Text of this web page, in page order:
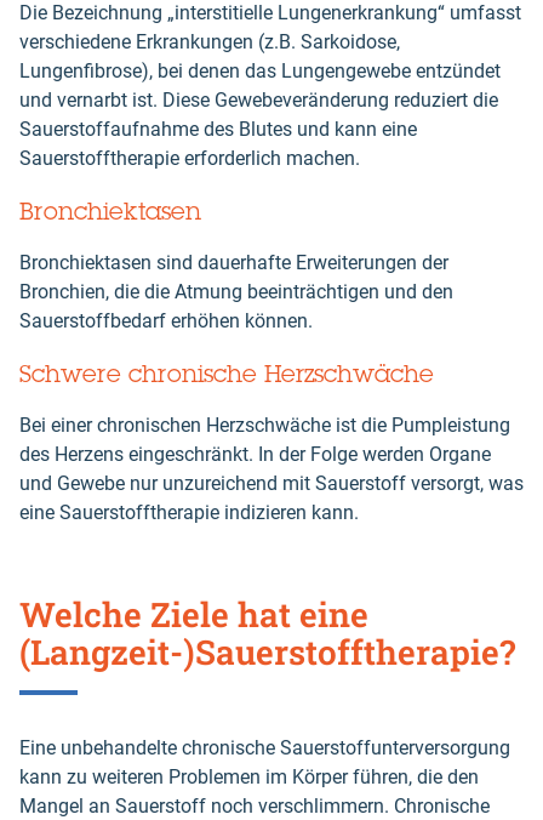
Die Bezeichnung „interstitielle Lungenerkrankung“ umfasst
verschiedene Erkrankungen (z.B. Sarkoidose,
Lungenfibrose), bei denen das Lungengewebe entzündet
und vernarbt ist. Diese Gewebeveränderung reduziert die
Sauerstoffaufnahme des Blutes und kann eine
Sauerstofftherapie erforderlich machen.
Bronchiektasen
Bronchiektasen sind dauerhafte Erweiterungen der
Bronchien, die die Atmung beeinträchtigen und den
Sauerstoffbedarf erhöhen können.
Schwere chronische Herzschwäche
Bei einer chronischen Herzschwäche ist die Pumpleistung
des Herzens eingeschränkt. In der Folge werden Organe
und Gewebe nur unzureichend mit Sauerstoff versorgt, was
eine Sauerstofftherapie indizieren kann.
Welche Ziele hat eine
(Langzeit-)Sauerstofftherapie?
Eine unbehandelte chronische Sauerstoffunterversorgung
kann zu weiteren Problemen im Körper führen, die den
Mangel an Sauerstoff noch verschlimmern. Chronische